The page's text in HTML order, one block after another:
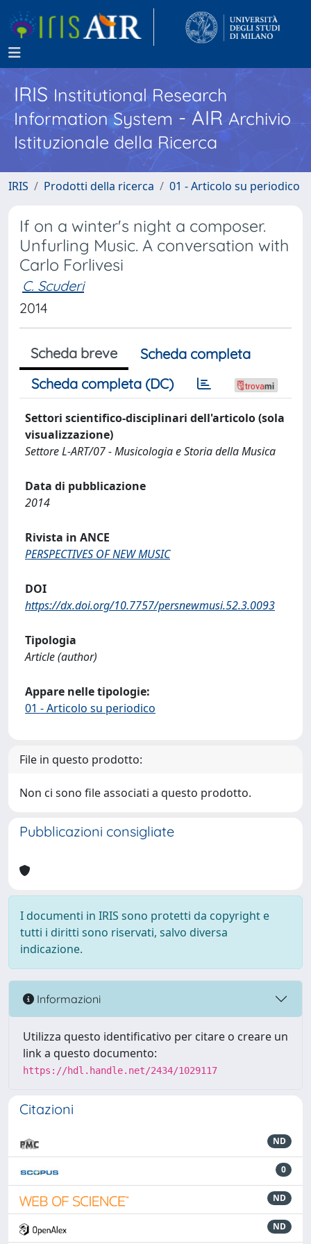
IRISInstitutional Research
Information System - AIR Archivio
Istituzionale della Ricerca
IRIS Prodotti della ricerca 01 - Articolo su periodico
If on a winter's night a composer.
Unfurling Music. A conversation with
Carlo Forlivesi
C. Scuderi
2014
Scheda breve
Scheda completa
Scheda completa (DC)
Settori scientifico-disciplinari dell'articolo (sola
visualizzazione)
Settore L-ART/07 - Musicologia e Storia della Musica
Data di pubblicazione
2014
Rivista in ANCE
PERSPECTIVES OF NEW MUSIC
DOI
https://dx.doi.org/10.7757/persnewmusi.52.3.0093
Tipologia
Article (author)
Appare nelle tipologie:
01 - Articolo su periodico
File in questo prodotto:
Non ci sono file associati a questo prodotto.
Pubblicazioni consigliate
I documenti in IRIS sono protetti da copyright e
tutti i diritti sono riservati, salvo diversa
indicazione.
Informazioni
Utilizza questo identificativo per citare o creare un
link a questo documento:
https://hdl.handle.net/2434/1029117
Citazioni
ND
0
ND
ND